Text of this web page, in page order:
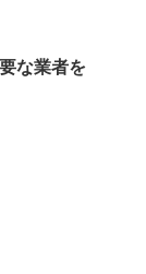
な業者を